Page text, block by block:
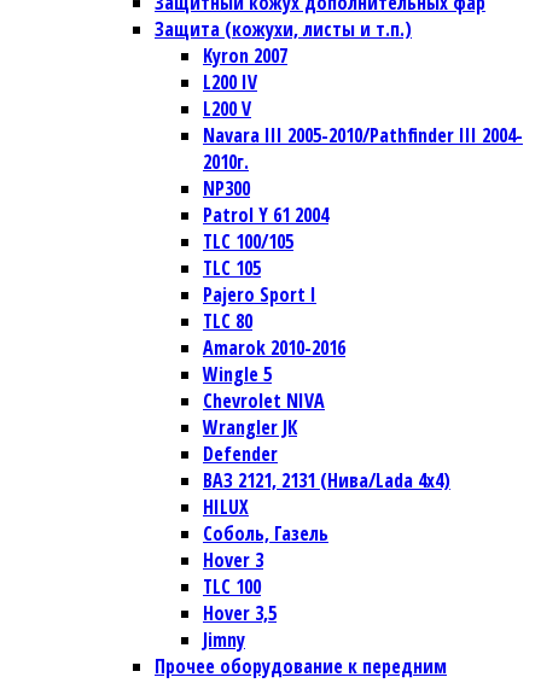
Защита (кожухи, листы и т.п.)
Kyron 2007
L200 IV
L200 V
Navara III 2005-2010/Pathfinder III 2004-
2010г.
NP300
Patrol Y 61 2004
TLC 100/105
TLC 105
Pajero Sport I
TLC 80
Amarok 2010-2016
Wingle 5
Chevrolet NIVA
Wrangler JК
Defender
ВАЗ 2121, 2131 (Нива/Lada 4х4)
HILUX
Соболь, Газель
Hover 3
TLC 100
Hover 3,5
Jimny
Прочее оборудование к передним